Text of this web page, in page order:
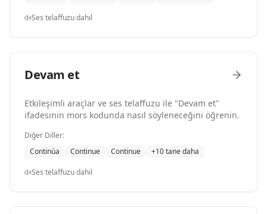
Ses telaffuzu dahil
Devam et
Etkileşimli araçlar ve ses telaffuzu ile "Devam et"
ifadesinin mors kodunda nasıl söyleneceğini öğrenin.
Diğer Diller:
Continúa
Continue Continue +10 tane daha
Ses telaffuzu dahil